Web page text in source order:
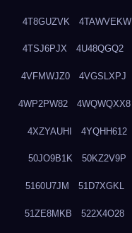
4T8GUZVK 4TAWVEKW
4TSJ6PJX 4U48QGQ2
4VFMWJZ0 4VGSLXPJ
4WP2PW82 4WQWQXX8
4XZYAUHI 4YQHH612
50JO9B1K 50KZ2V9P
5160U7JM 51D7XGKL
51ZE8MKB 522X4O28